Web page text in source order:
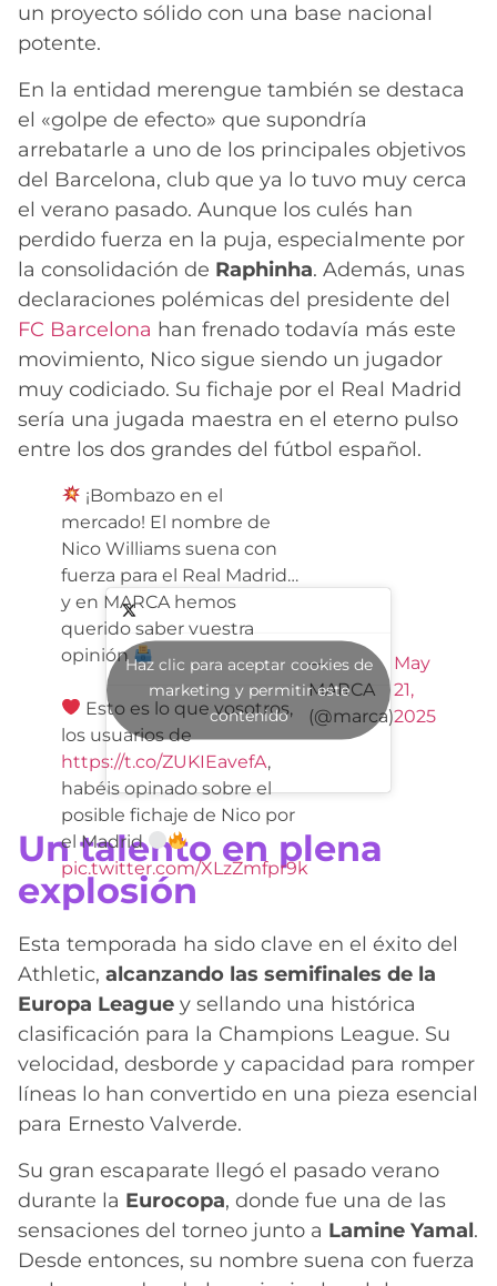
un proyecto sólido con una base nacional
potente.
En la entidad merengue también se destaca
el «golpe de efecto» que supondría
arrebatarle a uno de los principales objetivos
del Barcelona, club que ya lo tuvo muy cerca
el verano pasado. Aunque los culés han
perdido fuerza en la puja, especialmente por
la consolidación de Raphinha. Además, unas
declaraciones polémicas del presidente del
FC Barcelona han frenado todavía más este
movimiento, Nico sigue siendo un jugador
muy codiciado. Su fichaje por el Real Madrid
sería una jugada maestra en el eterno pulso
entre los dos grandes del fútbol español.
¡Bombazo en el
mercado! El nombre de
Nico Williams suena con
fuerza para el Real Madrid…
y en MARCA hemos
querido saber vuestra
opinión
Esto es lo que vosotros,
los usuarios de
https://t.co/ZUKIEavefA,
habéis opinado sobre el
posible fichaje de Nico por
el Madrid
pic.twitter.com/XLzZmfpr9k
—
MARCA
(@marca)
May
21,
2025
Haz clic para aceptar cookies de
marketing y permitir este
contenido
Un talento en plena
explosión
Esta temporada ha sido clave en el éxito del
Athletic, alcanzando las semifinales de la
Europa League y sellando una histórica
clasificación para la Champions League. Su
velocidad, desborde y capacidad para romper
líneas lo han convertido en una pieza esencial
para Ernesto Valverde.
Su gran escaparate llegó el pasado verano
durante la Eurocopa, donde fue una de las
sensaciones del torneo junto a Lamine Yamal.
Desde entonces, su nombre suena con fuerza